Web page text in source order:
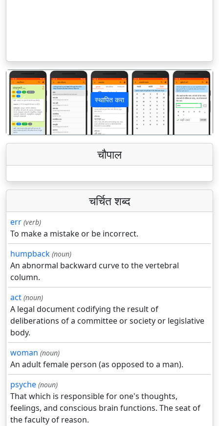
स्थापित करा
पिछला अगला
चौपाल
चर्चित शब्द
err (verb)
To make a mistake or be incorrect.
humpback (noun)
An abnormal backward curve to the vertebral
column.
act (noun)
A legal document codifying the result of
deliberations of a committee or society or legislative
body.
woman (noun)
An adult female person (as opposed to a man).
psyche (noun)
That which is responsible for one's thoughts,
feelings, and conscious brain functions. The seat of
the faculty of reason.